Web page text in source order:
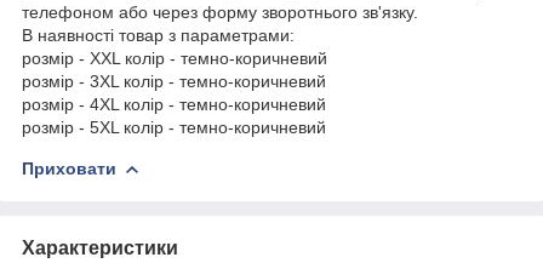
телефоном або через форму зворотнього зв'язку.
В наявності товар з параметрами:
розмір - XXL колір - темно-коричневий
розмір - 3XL колір - темно-коричневий
розмір - 4XL колір - темно-коричневий
розмір - 5XL колір - темно-коричневий
Приховати
Характеристики